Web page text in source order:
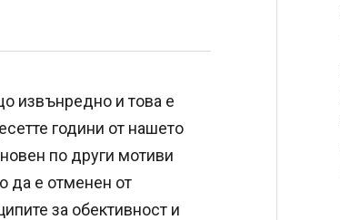
извънредно и това е
години от нашето
по други мотиви
да е отменен от
за обективност и